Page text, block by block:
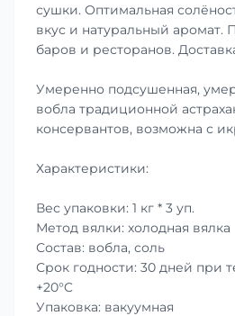
сушки. Оптимальная
вкус и натуральный аромат.
баров и ресторанов.
Умеренно подсушенная,
вобла традиционной
консервантов, возможна с
Характеристики:
Вес упаковки: 1 кг * 3 уп.
Метод вялки: холодная вялка
Состав: вобла, соль
Срок годности: 30 дней при
+20°C
Упаковка: вакуумная